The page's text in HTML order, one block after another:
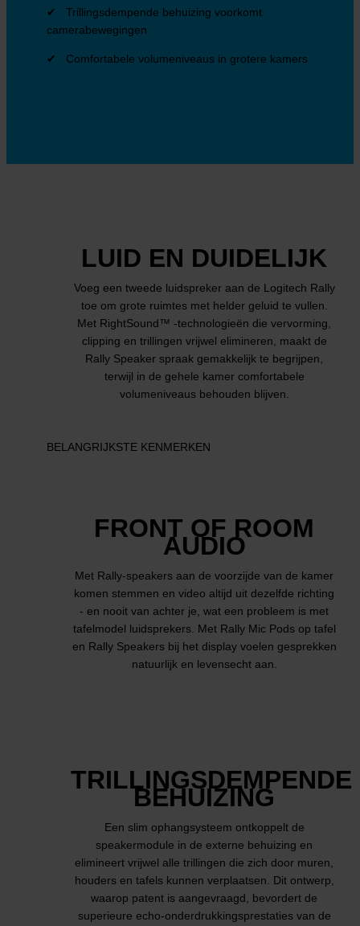
✔ Trillingsdempende behuizing voorkomt
camerabewegingen
✔ Comfortabele volumeniveaus in grotere kamers
LUID EN DUIDELIJK
Voeg een tweede luidspreker aan de Logitech Rally
toe om grote ruimtes met helder geluid te vullen.
Met RightSound™ -technologieën die vervorming,
clipping en trillingen vrijwel elimineren, maakt de
Rally Speaker spraak gemakkelijk te begrijpen,
terwijl in de gehele kamer comfortabele
volumeniveaus behouden blijven.
BELANGRIJKSTE KENMERKEN
FRONT OF ROOM
AUDIO
Met Rally-speakers aan de voorzijde van de kamer
komen stemmen en video altijd uit dezelfde richting
- en nooit van achter je, wat een probleem is met
tafelmodel luidsprekers. Met Rally Mic Pods op tafel
en Rally Speakers bij het display voelen gesprekken
natuurlijk en levensecht aan.
TRILLINGSDEMPENDE
BEHUIZING
Een slim ophangsysteem ontkoppelt de
speakermodule in de externe behuizing en
elimineert vrijwel alle trillingen die zich door muren,
houders en tafels kunnen verplaatsen. Dit ontwerp,
waarop patent is aangevraagd, bevordert de
superieure echo-onderdrukkingsprestaties van de